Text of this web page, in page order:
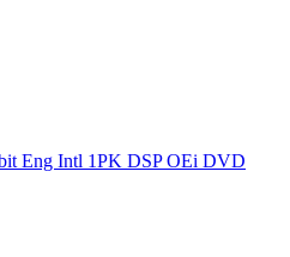
Eng Intl 1PK DSP OEi DVD